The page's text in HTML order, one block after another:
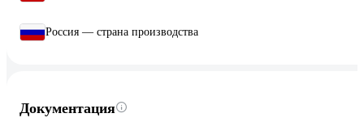
Россия — страна производства
Документация